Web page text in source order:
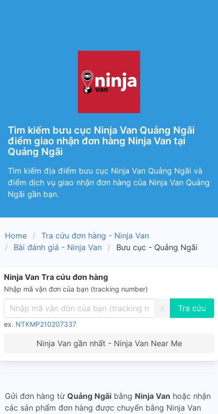
Tìm kiếm bưu cục Ninja Van Quảng Ngãi
điểm giao nhận đơn hàng Ninja Van tại
Quảng Ngãi
Tìm kiếm địa điểm bưu cục Ninja Van Quảng Ngãi và
điểm dịch vụ giao nhận đơn hàng của Ninja Van Quảng
Ngãi gần bạn.
Home
Tra cứu đơn hàng - Ninja Van
Bài đánh giá - Ninja Van
Bưu cục - Quảng Ngãi
Ninja Van Tra cứu đơn hàng
Nhập mã vận đơn của bạn (tracking number)
X
ex. NTKMP210207337
Ninja Van gần nhất - Ninja Van Near Me
Gửi đơn hàng từ Quảng Ngãi bằng Ninja Van hoặc nhận
các sản phẩm đơn hàng được chuyển bằng Ninja Van